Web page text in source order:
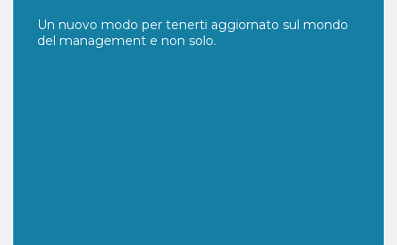
Un nuovo modo per tenerti aggiornato sul mondo
del management e non solo.